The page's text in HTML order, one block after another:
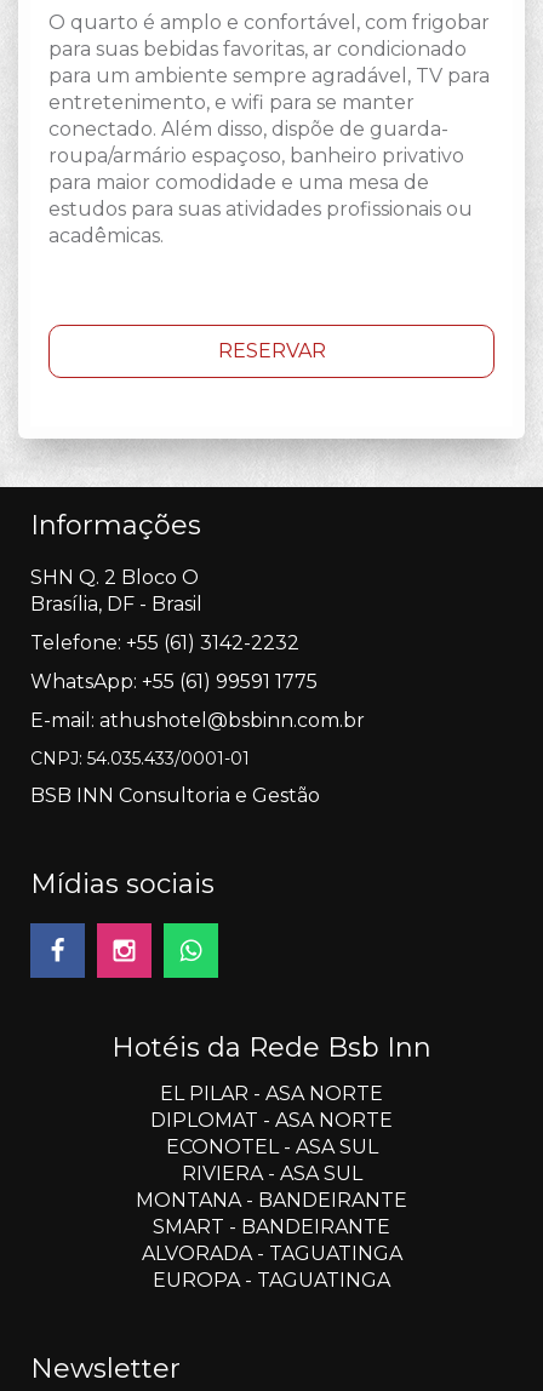
O quarto é amplo e confortável, com frigobar
para suas bebidas favoritas, ar condicionado
para um ambiente sempre agradável, TV para
entretenimento, e wifi para se manter
conectado. Além disso, dispõe de guarda-
roupa/armário espaçoso, banheiro privativo
para maior comodidade e uma mesa de
estudos para suas atividades profissionais ou
acadêmicas.
RESERVAR
Informações
SHN Q. 2 Bloco O
Brasília, DF - Brasil
Telefone: +55 (61) 3142-2232
WhatsApp: +55 (61) 99591 1775
E-mail: athushotel@bsbinn.com.br
CNPJ: 54.035.433/0001-01
BSB INN Consultoria e Gestão
Mídias sociais
Hotéis da Rede Bsb Inn
EL PILAR - ASA NORTE
DIPLOMAT - ASA NORTE
ECONOTEL- ASA SUL
RIVIERA - ASA SUL
MONTANA- BANDEIRANTE
SMART - BANDEIRANTE
ALVORADA- TAGUATINGA
EUROPA- TAGUATINGA
Newsletter